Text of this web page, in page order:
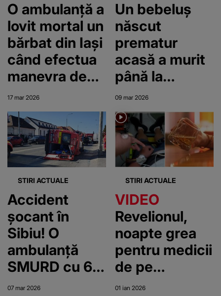
O ambulanță a
lovit mortal un
bărbat din Iași
când efectua
manevra de
mers înapoi.
Autospeciala
era în
intervenție
17 mar 2026
Un bebeluș
născut
prematur
acasă a murit
până la
sosirea
ambulanței.
Bunica face
acuzații grave:
„Noi murim cu
toții până vine
Salvarea”
09 mar 2026
STIRI ACTUALE
Accident
șocant în
Sibiu! O
ambulanță
SMURD cu 6
persoane s-a
07 mar 2026
STIRI ACTUALE
VIDEO
Revelionul,
noapte grea
pentru medicii
de pe
ambulanță
01 ian 2026